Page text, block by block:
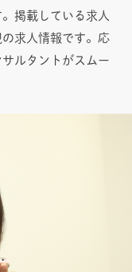
掲載している求人
求人情報です。応
ルタントがスムー